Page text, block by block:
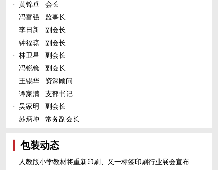
·
黄锦卓 会长
·
冯富强 监事长
·
李日新 副会长
·
钟福琼 副会长
·
林卫星 副会长
·
冯锐镜 副会长
·
王锡华 资深顾问
·
谭家满 支部书记
·
吴家明 副会长
·
苏炳坤 常务副会长
包装动态
·
人教版小学教材将重新印刷、又一标签印刷行业展会宣布延期、5家造纸及包装印刷富豪上榜新财富500富人榜......